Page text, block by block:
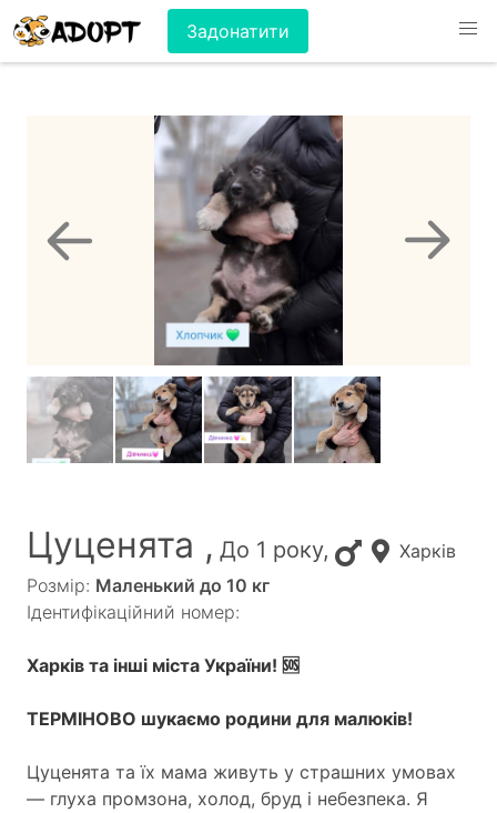
Задонатити
Цуценята , До 1 року,
Харків
Розмір: Маленький до 10 кг
Ідентифікаційний номер:
Харків та інші міста України! 🆘
ТЕРМІНОВО шукаємо родини для малюків!
Цуценята та їх мама живуть у страшних умовах
— глуха промзона, холод, бруд і небезпека. Я